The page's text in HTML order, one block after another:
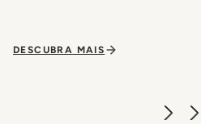
DESCUBRA MAIS